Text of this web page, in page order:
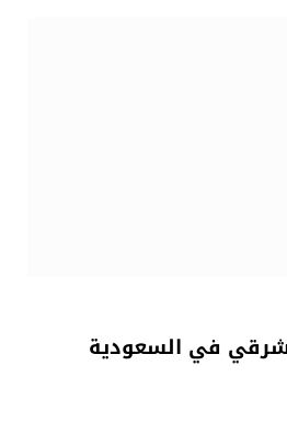
في السعودية